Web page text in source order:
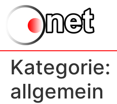
springen
Kategorie:
allgemein